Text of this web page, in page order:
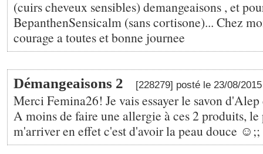
(cuirs cheveux sensibles) demangeaisons , et
BepanthenSensicalm (sans cortisone)... Chez
courage a toutes et bonne journee
Démangeaisons 2 [228279] posté le 23/08/
Merci Femina26! Je vais essayer le savon
A moins de faire une allergie à ces 2 produits,
m'arriver en effet c'est d'avoir la peau douce ☺;️;